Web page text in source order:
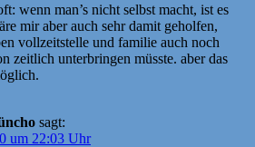
wenn man’s nicht selbst macht, ist es
mir aber auch sehr damit geholfen,
vollzeitstelle und familie auch noch
zeitlich unterbringen müsste. aber das
sagt:
um 22:03 Uhr